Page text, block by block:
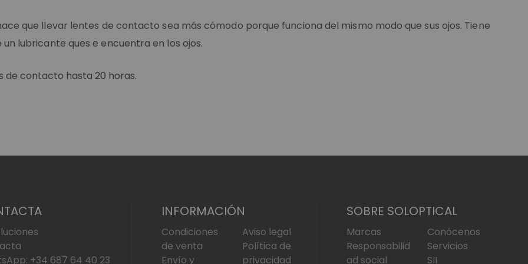
que llevar lentes de contacto sea más cómodo porque funciona del mismo modo que sus ojos. Tiene
un lubricante ques e encuentra en los ojos.
de contacto hasta 20 horas.
+34 687 64 40 23
INFORMACIÓN
Condiciones
de venta
Envío y
Aviso legal
Política de
privacidad
SOBRE SOLOPTICAL
Marcas
Responsabilid
ad social
Conócenos
Servicios
SII